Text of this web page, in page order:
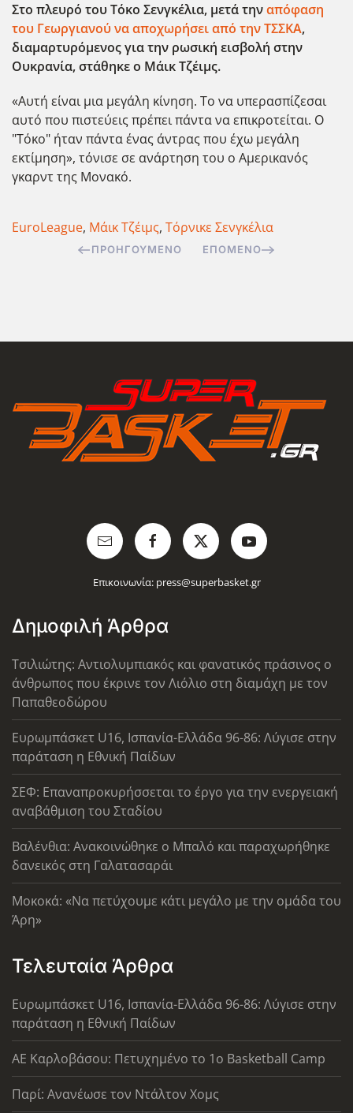
Στο πλευρό του Τόκο Σενγκέλια, μετά τηναπόφαση
του Γεωργιανού να αποχωρήσει από την ΤΣΣΚΑ,
διαμαρτυρόμενος για την ρωσική εισβολή στην
Ουκρανία, στάθηκε ο Μάικ Τζέιμς.
«Αυτή είναι μια μεγάλη κίνηση. Το να υπερασπίζεσαι
αυτό που πιστεύεις πρέπει πάντα να επικροτείται. Ο
"Τόκο" ήταν πάντα ένας άντρας που έχω μεγάλη
εκτίμηση», τόνισε σε ανάρτηση του ο Αμερικανός
γκαρντ της Μονακό.
EuroLeague, Μάικ Τζέιμς, Τόρνικε Σενγκέλια
ΠΡΟΗΓΟΎΜΕΝΟ ΕΠΌΜΕΝΟ
Επικοινωνία: press@superbasket.gr
Δημοφιλή Άρθρα
Τσιλιώτης: Αντιολυμπιακός και φανατικός πράσινος ο
άνθρωπος που έκρινε τον Λιόλιο στη διαμάχη με τον
Παπαθεοδώρου
Ευρωμπάσκετ U16, Ισπανία-Ελλάδα 96-86: Λύγισε στην
παράταση η Εθνική Παίδων
ΣΕΦ: Επαναπροκυρήσσεται το έργο για την ενεργειακή
αναβάθμιση του Σταδίου
Βαλένθια: Ανακοινώθηκε ο Μπαλό και παραχωρήθηκε
δανεικός στη Γαλατασαράι
Μοκοκά: «Να πετύχουμε κάτι μεγάλο με την ομάδα του
Άρη»
Τελευταία Άρθρα
Ευρωμπάσκετ U16, Ισπανία-Ελλάδα 96-86: Λύγισε στην
παράταση η Εθνική Παίδων
ΑΕ Καρλοβάσου: Πετυχημένο το 1ο Basketball Camp
Παρί: Ανανέωσε τον Ντάλτον Χομς